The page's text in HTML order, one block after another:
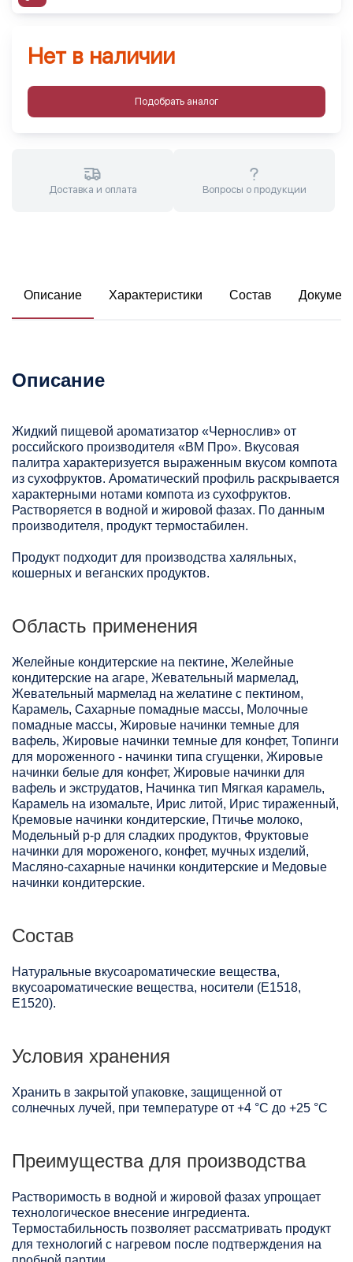
Нет в наличии
Подобрать аналог
Доставка и оплата Вопросы о продукции
Описание Характеристики Состав
Описание
Жидкий пищевой ароматизатор «Чернослив» от
российского производителя «ВМ Про». Вкусовая
палитра характеризуется выраженным вкусом компота
из сухофруктов. Ароматический профиль раскрывается
характерными нотами компота из сухофруктов.
Растворяется в водной и жировой фазах. По данным
производителя, продукт термостабилен.
Продукт подходит для производства халяльных,
кошерных и веганских продуктов.
Область применения
Желейные кондитерские на пектине, Желейные
кондитерские на агаре, Жевательный мармелад,
Жевательный мармелад на желатине с пектином,
Карамель, Сахарные помадные массы, Молочные
помадные массы, Жировые начинки темные для
вафель, Жировые начинки темные для конфет, Топинги
для мороженного - начинки типа сгущенки, Жировые
начинки белые для конфет, Жировые начинки для
вафель и экструдатов, Начинка тип Мягкая карамель,
Карамель на изомальте, Ирис литой, Ирис тираженный,
Кремовые начинки кондитерские, Птичье молоко,
Модельный р-р для сладких продуктов, Фруктовые
начинки для мороженого, конфет, мучных изделий,
Масляно-сахарные начинки кондитерские и Медовые
начинки кондитерские.
Состав
Натуральные вкусоароматические вещества,
вкусоароматические вещества, носители (Е1518,
Е1520).
Условия хранения
Хранить в закрытой упаковке, защищенной от
солнечных лучей, при температуре от +4 °C до +25 °C
Преимущества для производства
Растворимость в водной и жировой фазах упрощает
технологическое внесение ингредиента.
Термостабильность позволяет рассматривать продукт
для технологий с нагревом после подтверждения на